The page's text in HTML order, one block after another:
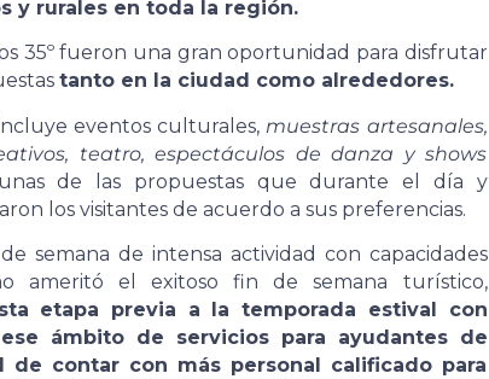
y rurales en toda la región.
35º fueron una gran oportunidad para disfrutar
tanto en la ciudad como alrededores.
eventos culturales, muestras artesanales,
teatro, espectáculos de danza y shows
de las propuestas que durante el día y
los visitantes de acuerdo a sus preferencias.
semana de intensa actividad con capacidades
ameritó el exitoso fin de semana turístico,
etapa previa a la temporada estival con
ámbito de servicios para ayudantes de
contar con más personal calificado para